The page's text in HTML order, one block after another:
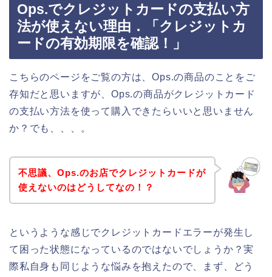
Ops.でクレジットカードの支払い方
法が使えない理由．「クレジットカ
ードの有効期限を確認！」
こちらのページをご覧の方は、Ops.の商品のことをご
存知だと思いますが、Ops.の商品がクレジットカード
の支払い方法を使って購入できたらいいと思いません
か？でも、、、。
不思議、Ops.のお店でクレジットカードが
使えないのはどうしてなの！？
というような感じでクレジットカードエラーが発生し
て困った状態になっているのではないでしょうか？実
際私自身も同じような悩みを抱えたので、まず、どう